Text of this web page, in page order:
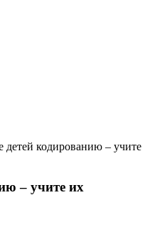
детей кодированию – учите
– учите их